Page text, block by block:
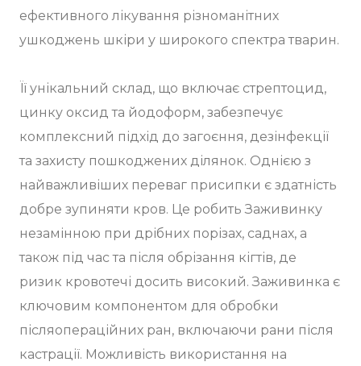
ефективного лікування різноманітних
ушкоджень шкіри у широкого спектра тварин.
Її унікальний склад, що включає стрептоцид,
цинку оксид та йодоформ, забезпечує
комплексний підхід до загоєння, дезінфекції
та захисту пошкоджених ділянок. Однією з
найважливіших переваг присипки є здатність
добре зупиняти кров. Це робить Заживинку
незамінною при дрібних порізах, саднах, а
також під час та після обрізання кігтів, де
ризик кровотечі досить високий. Заживинка є
ключовим компонентом для обробки
післяопераційних ран, включаючи рани після
кастрації. Можливість використання на